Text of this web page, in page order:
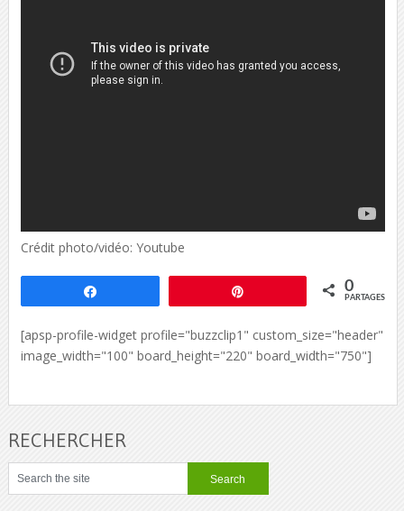
Crédit photo/vidéo: Youtube
0
PARTAGES
[apsp-profile-widget profile="buzzclip1" custom_size="header"
image_width="100" board_height="220" board_width="750"]
RECHERCHER